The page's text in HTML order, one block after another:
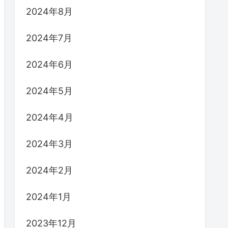
2024年8月
2024年7月
2024年6月
2024年5月
2024年4月
2024年3月
2024年2月
2024年1月
2023年12月